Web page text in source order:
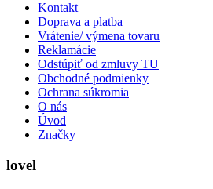
Kontakt
Doprava a platba
Vrátenie/ výmena tovaru
Reklamácie
Odstúpiť od zmluvy TU
Obchodné podmienky
Ochrana súkromia
O nás
Úvod
Značky
lovel